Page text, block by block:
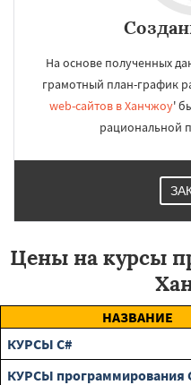
На основе полученных
грамотный план-график
web-сайтов в Ханчжоу'
рациональной
Цены на курсы
НАЗВАНИЕ
КУРСЫ C#
КУРСЫ программирования